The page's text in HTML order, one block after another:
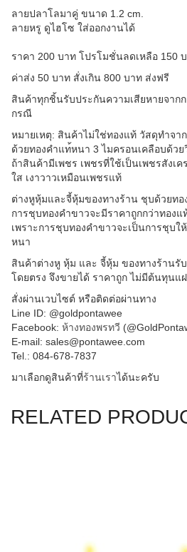
ลายปลาโลมาคู่ ขนาด 1.2 cm.
ลายหรู ดูไฮโซ ใส่ออกงานได้
ราคา 200 บาท โปรโมชั่นลดเหลือ 150
ค่าส่ง 50 บาท สั่งเกิน 800 บาท ส่งฟรี
สินค้าทุกชิ้นรับประกันความเสียหายจาก
กรณี
หมายเหตุ: สินค้าไม่ใช่ทองแท้ วัสดุทำจา
ด้วยทองคำแทหนา 3 ไมครอนเคลือบด้วย
ถ้าสินค้ามีเพชร เพชรที่ใช้เป็นเพชรสังเค
ใส เงาวาวเหมือนเพชรแท้
ต่างหูหุ้มและจี้หุ้มของทางร้าน ชุบด้วยทอ
การชุบทองคำขาวจะมีราคาถูกกว่าทองแ
เพราะการชุบทองคำขาวจะเป็นการชุบใ
หนา
สินค้าต่างหู หุ้ม และ จี้หุ้ม ของทางร้านรั
โดยตรง จึงขายได้ ราคาถูก ไม่มีต้นทุนแ
สั่งผ่านเวบไซต์ หรือติดต่อผ่านทาง
Line ID: @goldpontawee
Facebook: ห้างทองพรทวี
E-mail: sales@pontawee.com
Tel.: 084-678-7837
มาเลือกดูสินค้าที่ร้านเราได้นะครับ
RELATED